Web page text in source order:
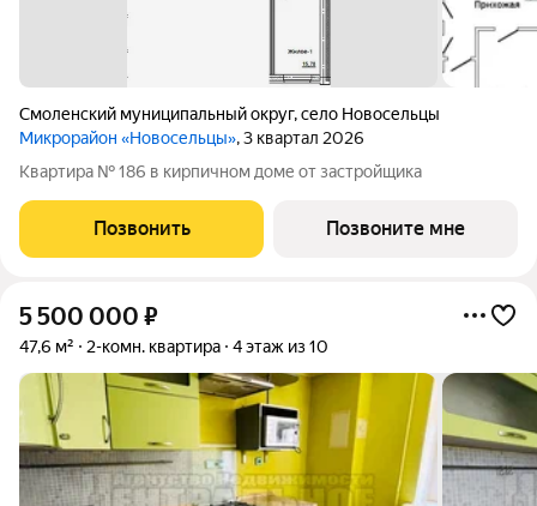
Смоленский муниципальный округ,село Новосельцы
Микрорайон «Новосельцы», 3 квартал 2026
Квартира № 186 в кирпичном доме от застройщика
Позвонить Позвоните мне
5 500 000 ₽
47,6 м² 2-комн. квартира 4 этаж из 10